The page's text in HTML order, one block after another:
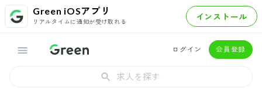
Green iOSアプリ
リアルタイムに通知が受け取れる インストール
ログイン 会員登録
求人を探す